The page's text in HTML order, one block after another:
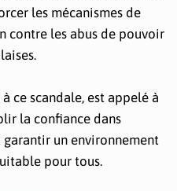
les mécanismes de
contre les abus de pouvoir
ce scandale, est appelé à
la confiance dans
un environnement
pour tous.